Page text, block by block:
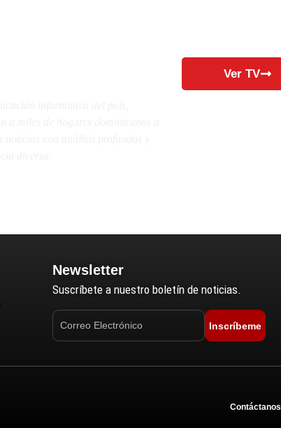
Ver TV
Newsletter
Suscríbete a nuestro boletín de noticias.
Inscríbeme
Contáctanos